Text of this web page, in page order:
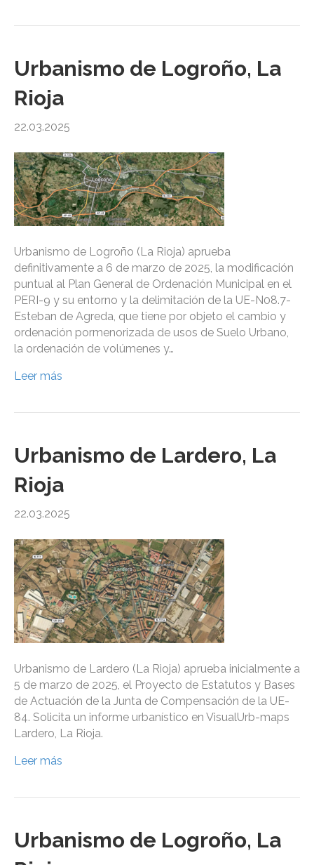
Urbanismo de Logroño, La
Rioja
22.03.2025
Urbanismo de Logroño (La Rioja) aprueba
definitivamente a 6 de marzo de 2025, la modificación
puntual al Plan General de Ordenación Municipal en el
PERI-9 y su entorno y la delimitación de la UE-N08.7-
Esteban de Agreda, que tiene por objeto el cambio y
ordenación pormenorizada de usos de Suelo Urbano,
la ordenación de volúmenes y…
Leer más
Urbanismo de Lardero, La
Rioja
22.03.2025
Urbanismo de Lardero (La Rioja) aprueba inicialmente a
5 de marzo de 2025, el Proyecto de Estatutos y Bases
de Actuación de la Junta de Compensación de la UE-
84. Solicita un informe urbanístico en VisualUrb-maps
Lardero, La Rioja.
Leer más
Urbanismo de Logroño, La